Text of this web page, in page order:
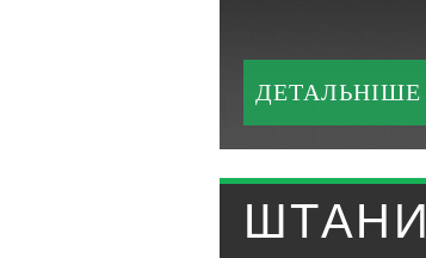
ДЕТАЛЬНІШЕ
ШТАНИ